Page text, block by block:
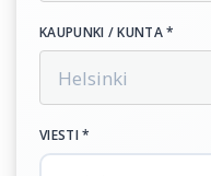
KAUPUNKI / KUNTA *
VIESTI *